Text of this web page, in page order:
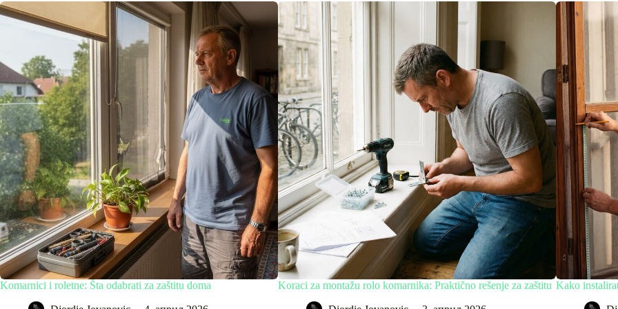
Komarnici i roletne: Šta odabrati za zaštitu doma Koraci za montažu rolo komarnika: Praktično rešenje za zaštitu Kako